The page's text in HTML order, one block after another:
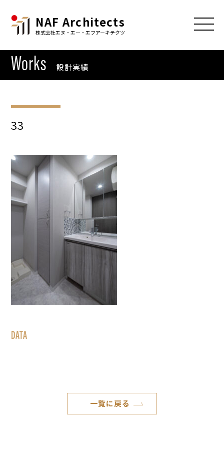
NAF Architects
株式会社エヌ・エー・エフアーキテクツ
Works 設計実績
33
DATA
一覧に戻る